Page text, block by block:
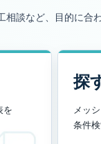
相談など、目的に合
を
探
メッ
条件